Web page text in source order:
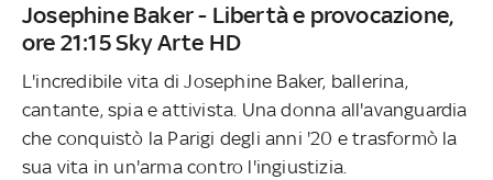
Josephine Baker - Libertà e provocazione,
ore 21:15 Sky Arte HD
L'incredibile vita di Josephine Baker, ballerina,
cantante, spia e attivista. Una donna all'avanguardia
che conquistò la Parigi degli anni '20 e trasformò la
sua vita in un'arma contro l'ingiustizia.